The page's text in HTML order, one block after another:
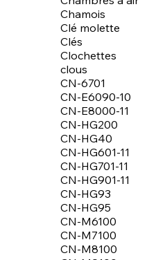
Chamois
Clé molette
Clés
Clochettes
clous
CN-6701
CN-E6090-10
CN-E8000-11
CN-HG200
CN-HG40
CN-HG601-11
CN-HG701-11
CN-HG901-11
CN-HG93
CN-HG95
CN-M6100
CN-M7100
CN-M8100